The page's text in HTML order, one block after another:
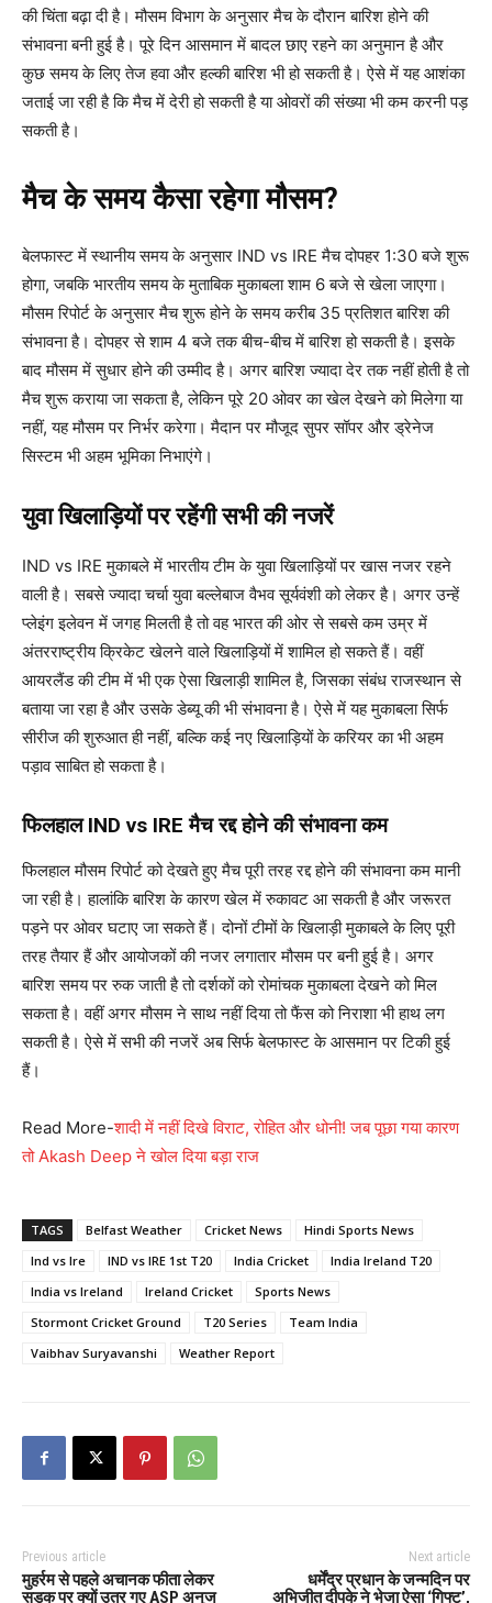
की चिंता बढ़ा दी है। मौसम विभाग के अनुसार मैच के दौरान बारिश होने की
संभावना बनी हुई है। पूरे दिन आसमान में बादल छाए रहने का अनुमान है और
कुछ समय के लिए तेज हवा और हल्की बारिश भी हो सकती है। ऐसे में यह आशंका
जताई जा रही है कि मैच में देरी हो सकती है या ओवरों की संख्या भी कम करनी पड़
सकती है।
मैच के समय कैसा रहेगा मौसम?
बेलफास्ट में स्थानीय समय के अनुसार IND vs IRE मैच दोपहर 1:30 बजे शुरू
होगा, जबकि भारतीय समय के मुताबिक मुकाबला शाम 6 बजे से खेला जाएगा।
मौसम रिपोर्ट के अनुसार मैच शुरू होने के समय करीब 35 प्रतिशत बारिश की
संभावना है। दोपहर से शाम 4 बजे तक बीच-बीच में बारिश हो सकती है। इसके
बाद मौसम में सुधार होने की उम्मीद है। अगर बारिश ज्यादा देर तक नहीं होती है तो
मैच शुरू कराया जा सकता है, लेकिन पूरे 20 ओवर का खेल देखने को मिलेगा या
नहीं, यह मौसम पर निर्भर करेगा। मैदान पर मौजूद सुपर सॉपर और ड्रेनेज
सिस्टम भी अहम भूमिका निभाएंगे।
युवा खिलाड़ियों पर रहेंगी सभी की नजरें
IND vs IRE मुकाबले में भारतीय टीम के युवा खिलाड़ियों पर खास नजर रहने
वाली है। सबसे ज्यादा चर्चा युवा बल्लेबाज वैभव सूर्यवंशी को लेकर है। अगर उन्हें
प्लेइंग इलेवन में जगह मिलती है तो वह भारत की ओर से सबसे कम उम्र में
अंतरराष्ट्रीय क्रिकेट खेलने वाले खिलाड़ियों में शामिल हो सकते हैं। वहीं
आयरलैंड की टीम में भी एक ऐसा खिलाड़ी शामिल है, जिसका संबंध राजस्थान से
बताया जा रहा है और उसके डेब्यू की भी संभावना है। ऐसे में यह मुकाबला सिर्फ
सीरीज की शुरुआत ही नहीं, बल्कि कई नए खिलाड़ियों के करियर का भी अहम
पड़ाव साबित हो सकता है।
फिलहाल IND vs IRE मैच रद्द होने की संभावना कम
फिलहाल मौसम रिपोर्ट को देखते हुए मैच पूरी तरह रद्द होने की संभावना कम मानी
जा रही है। हालांकि बारिश के कारण खेल में रुकावट आ सकती है और जरूरत
पड़ने पर ओवर घटाए जा सकते हैं। दोनों टीमों के खिलाड़ी मुकाबले के लिए पूरी
तरह तैयार हैं और आयोजकों की नजर लगातार मौसम पर बनी हुई है। अगर
बारिश समय पर रुक जाती है तो दर्शकों को रोमांचक मुकाबला देखने को मिल
सकता है। वहीं अगर मौसम ने साथ नहीं दिया तो फैंस को निराशा भी हाथ लग
सकती है। ऐसे में सभी की नजरें अब सिर्फ बेलफास्ट के आसमान पर टिकी हुई
हैं।
Read More-शादी में नहीं दिखे विराट, रोहित और धोनी! जब पूछा गया कारण
तो Akash Deep ने खोल दिया बड़ा राज
TAGS Belfast Weather Cricket News
Hindi Sports News
Ind vs Ire
IND vs IRE 1st T20 India Cricket
India Ireland T20
India vs Ireland
Ireland Cricket
Sports News
Stormont Cricket Ground
T20 Series
Team India
Vaibhav Suryavanshi
Weather Report
Previous article
मुहर्रम से पहले अचानक फीता लेकर
सड़क पर क्यों उतर गए ASP अनुज
Next article
धर्मेंद्र प्रधान के जन्मदिन पर
अभिजीत दीपके ने भेजा ऐसा ‘गिफ्ट’,